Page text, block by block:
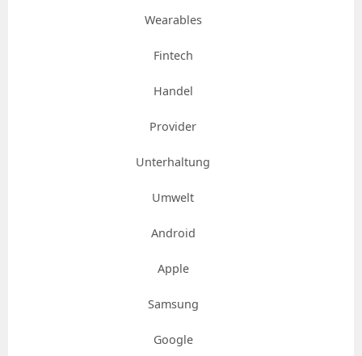
Wearables
Fintech
Handel
Provider
Unterhaltung
Umwelt
Android
Apple
Samsung
Google